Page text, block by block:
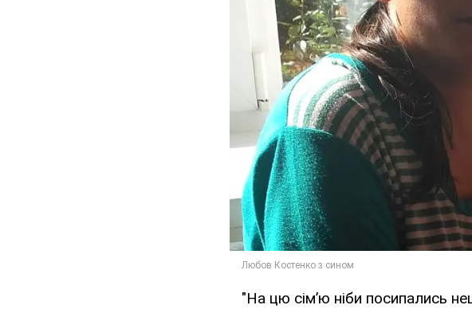
"На цю сім’ю ніби посипались